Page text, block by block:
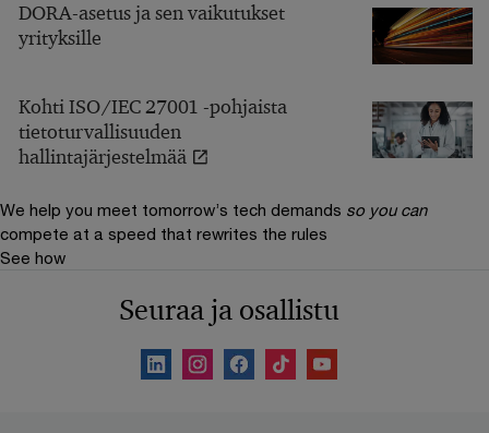
DORA-asetus ja sen vaikutukset
yrityksille
Kohti ISO/IEC 27001 -pohjaista
tietoturvallisuuden
hallintajärjestelmää
We help you meet tomorrow’s tech demands so you can
compete at a speed that rewrites the rules
See how
Seuraa ja osallistu